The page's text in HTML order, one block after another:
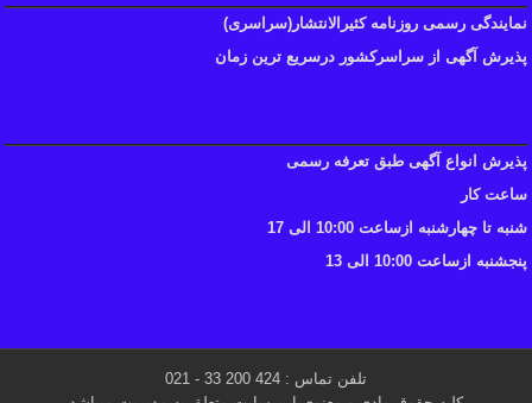
نمایندگی رسمی روزنامه کثیرالانتشار(سراسری)
پذیرش آگهی از سراسرکشور درسریع ترین زمان
پذیرش انواع آگهی طبق تعرفه رسمی
ساعت کار
شنبه تا چهارشنبه ازساعت 10:00 الی 17
پنجشنبه ازساعت 10:00 الی 13
تلفن تماس : 424 200 33 - 021